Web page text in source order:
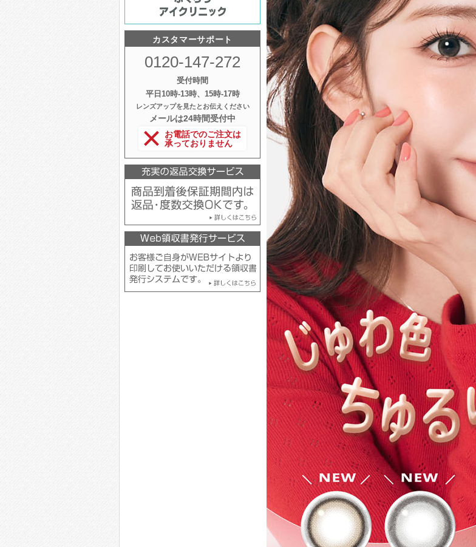
カスタマーサポート
0120-147-272
受付時間
平日10時‐13時、15時‐17時
レンズアップを見たとお伝えください
メールは24時間受付中
お電話でのご注文は
承っておりません